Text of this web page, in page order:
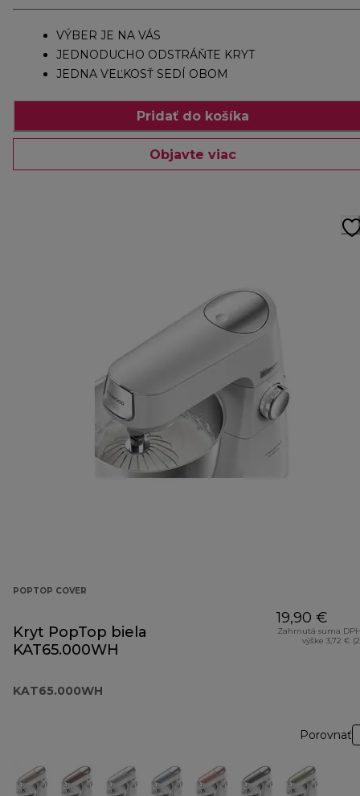
VÝBER JE NA VÁS
JEDNODUCHO ODSTRÁŇTE KRYT
JEDNA VEĽKOSŤ SEDÍ OBOM
Pridať do košíka
Objavte viac
POPTOP COVER
Kryt PopTop biela
KAT65.000WH
KAT65.000WH
19,90 €
Zahrnutá suma
výške 3,72 €
Porovnať